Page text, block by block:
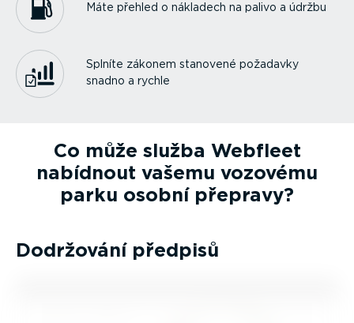
Máte přehled o nákladech na palivo a údržbu
Splníte zákonem stanovené požadavky
snadno a rychle
Co může služba Webfleet
nabídnout vašemu vozovému
parku osobní přepravy?
Dodržování předpisů